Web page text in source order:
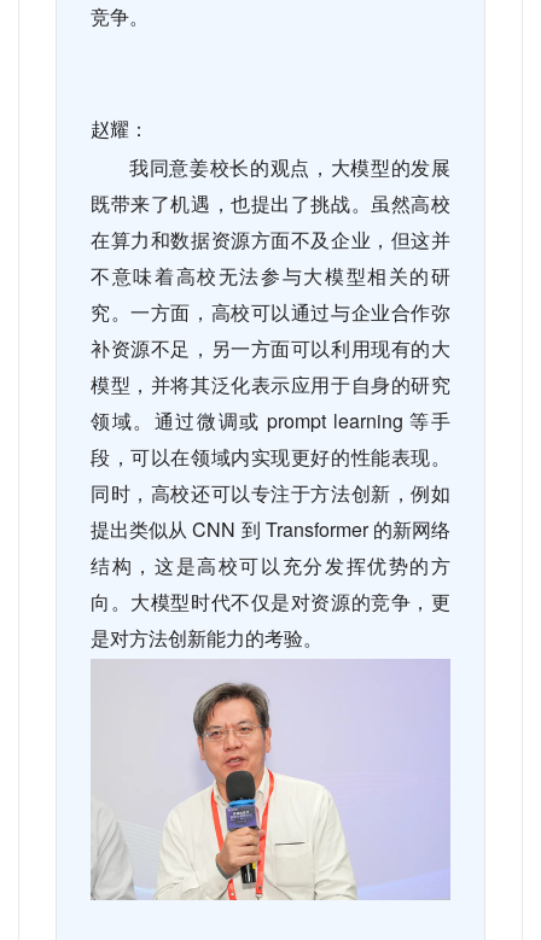
竞争。
赵耀：
我同意姜校长的观点，大模型的发展
既带来了机遇，也提出了挑战。虽然高校
在算力和数据资源方面不及企业，但这并
不意味着高校无法参与大模型相关的研
究。一方面，高校可以通过与企业合作弥
补资源不足，另一方面可以利用现有的大
模型，并将其泛化表示应用于自身的研究
领域。通过微调或prompt learning等手
段，可以在领域内实现更好的性能表现。
同时，高校还可以专注于方法创新，例如
提出类似从CNN 到 Transformer的新网络
结构，这是高校可以充分发挥优势的方
向。大模型时代不仅是对资源的竞争，更
是对方法创新能力的考验。